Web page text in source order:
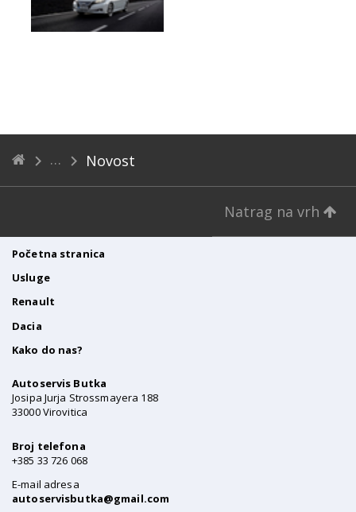
Novost
Natrag na vrh
Početna stranica
Usluge
Renault
Dacia
Kako do nas?
Autoservis Butka
Josipa Jurja Strossmayera 188
33000 Virovitica
Broj telefona
+385 33 726 068
E-mail adresa
autoservisbutka@gmail.com